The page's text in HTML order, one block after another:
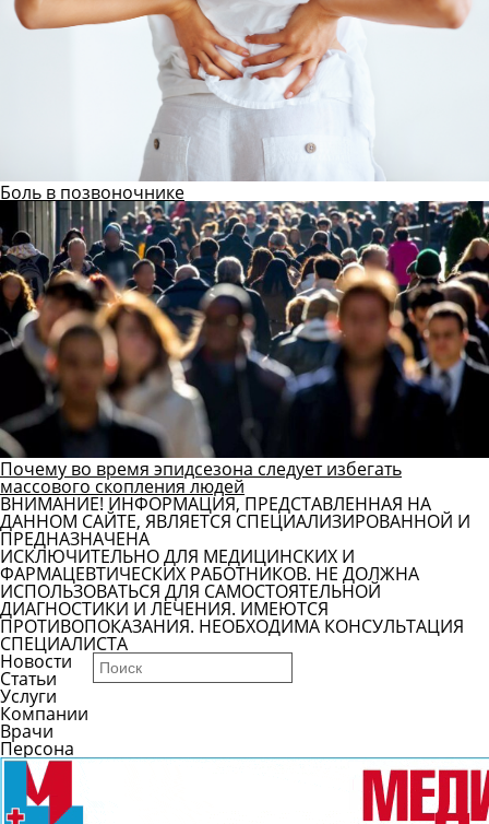
Боль в позвоночнике
Почему во время эпидсезона следует избегать
массового скопления людей
ВНИМАНИЕ! ИНФОРМАЦИЯ, ПРЕДСТАВЛЕННАЯ НА
ДАННОМ САЙТЕ, ЯВЛЯЕТСЯ СПЕЦИАЛИЗИРОВАННОЙ И
ПРЕДНАЗНАЧЕНА
ИСКЛЮЧИТЕЛЬНО ДЛЯ МЕДИЦИНСКИХ И
ФАРМАЦЕВТИЧЕСКИХ РАБОТНИКОВ. НЕ ДОЛЖНА
ИСПОЛЬЗОВАТЬСЯ ДЛЯ САМОСТОЯТЕЛЬНОЙ
ДИАГНОСТИКИ И ЛЕЧЕНИЯ. ИМЕЮТСЯ
ПРОТИВОПОКАЗАНИЯ. НЕОБХОДИМА КОНСУЛЬТАЦИЯ
СПЕЦИАЛИСТА
Новости
Статьи
Услуги
Компании
Врачи
Персона